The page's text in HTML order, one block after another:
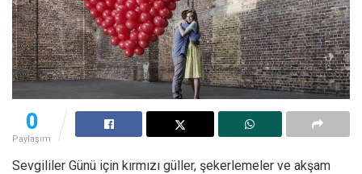
0
Paylaşım
Sevgililer Günü için kırmızı güller, şekerlemeler ve akşam